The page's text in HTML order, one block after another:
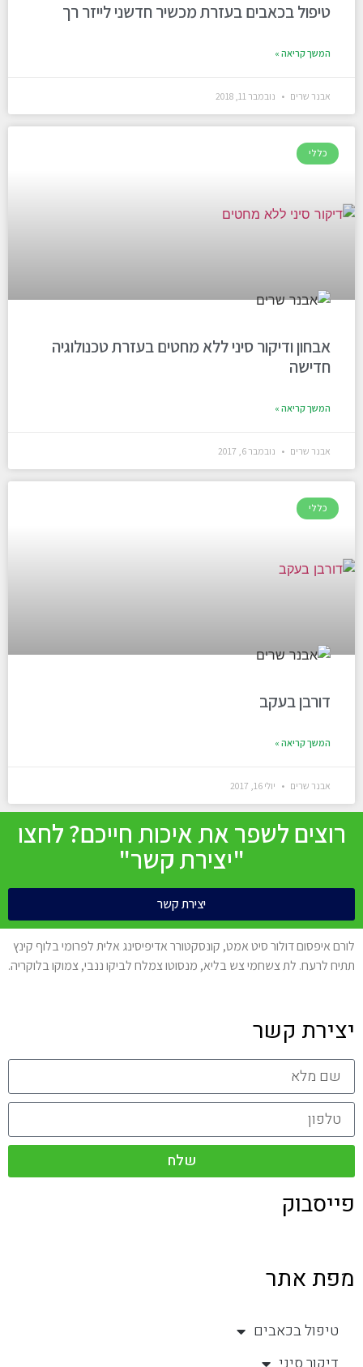
טיפול בכאבים בעזרת מכשיר חדשני לייזר רך
המשך קריאה »
אבנר שרים נובמבר 11, 2018
כללי
אבחון ודיקור סיני ללא מחטים בעזרת טכנולוגיה
חדישה
המשך קריאה »
אבנר שרים נובמבר 6, 2017
כללי
דורבן בעקב
המשך קריאה »
אבנר שרים יולי 16, 2017
רוצים לשפר את איכות חייכם? לחצו
"יצירת קשר"
יצירת קשר
לורם איפסום דולור סיט אמט, קונסקטורר אדיפיסינג אלית לפרומי בלוף קינץ
תתיח לרעח. לת צשחמי צש בליא, מנסוטו צמלח לביקו ננבי, צמוקו בלוקריה.
יצירת קשר
שלח
פייסבוק
מפת אתר
טיפול בכאבים